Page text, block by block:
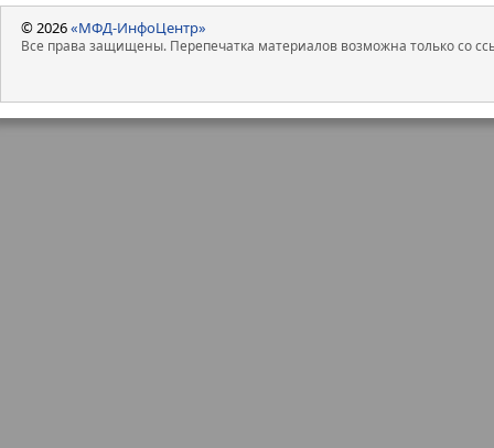
© 2026«МФД-ИнфоЦентр»
Все права защищены. Перепечатка материалов возможна только со